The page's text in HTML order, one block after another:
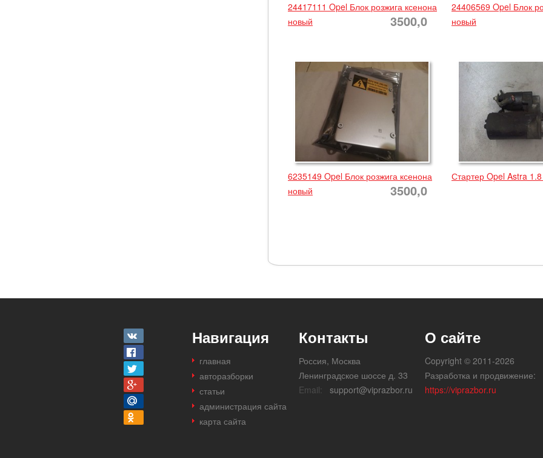
24417111 Opel Блок розжига ксенона
новый
3500,0
24406569 Opel Блок
новый
6235149 Opel Блок розжига ксенона
новый
3500,0
Стартер Opel Astra
Навигация
главная
авторазборки
статьи
администрация сайта
карта сайта
Контакты
Россия, Москва
Ленинградское шоссе д. 33
Email:
support@viprazbor.ru
О сайте
Copyright © 2011-2026
Разработка и продвижение:
https://viprazbor.ru